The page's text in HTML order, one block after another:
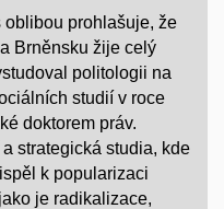
oblibou prohlašuje, že
Brněnsku žije celý
politologii na
studií v roce
doktorem práv.
strategická studia, kde
k popularizaci
je radikalizace,